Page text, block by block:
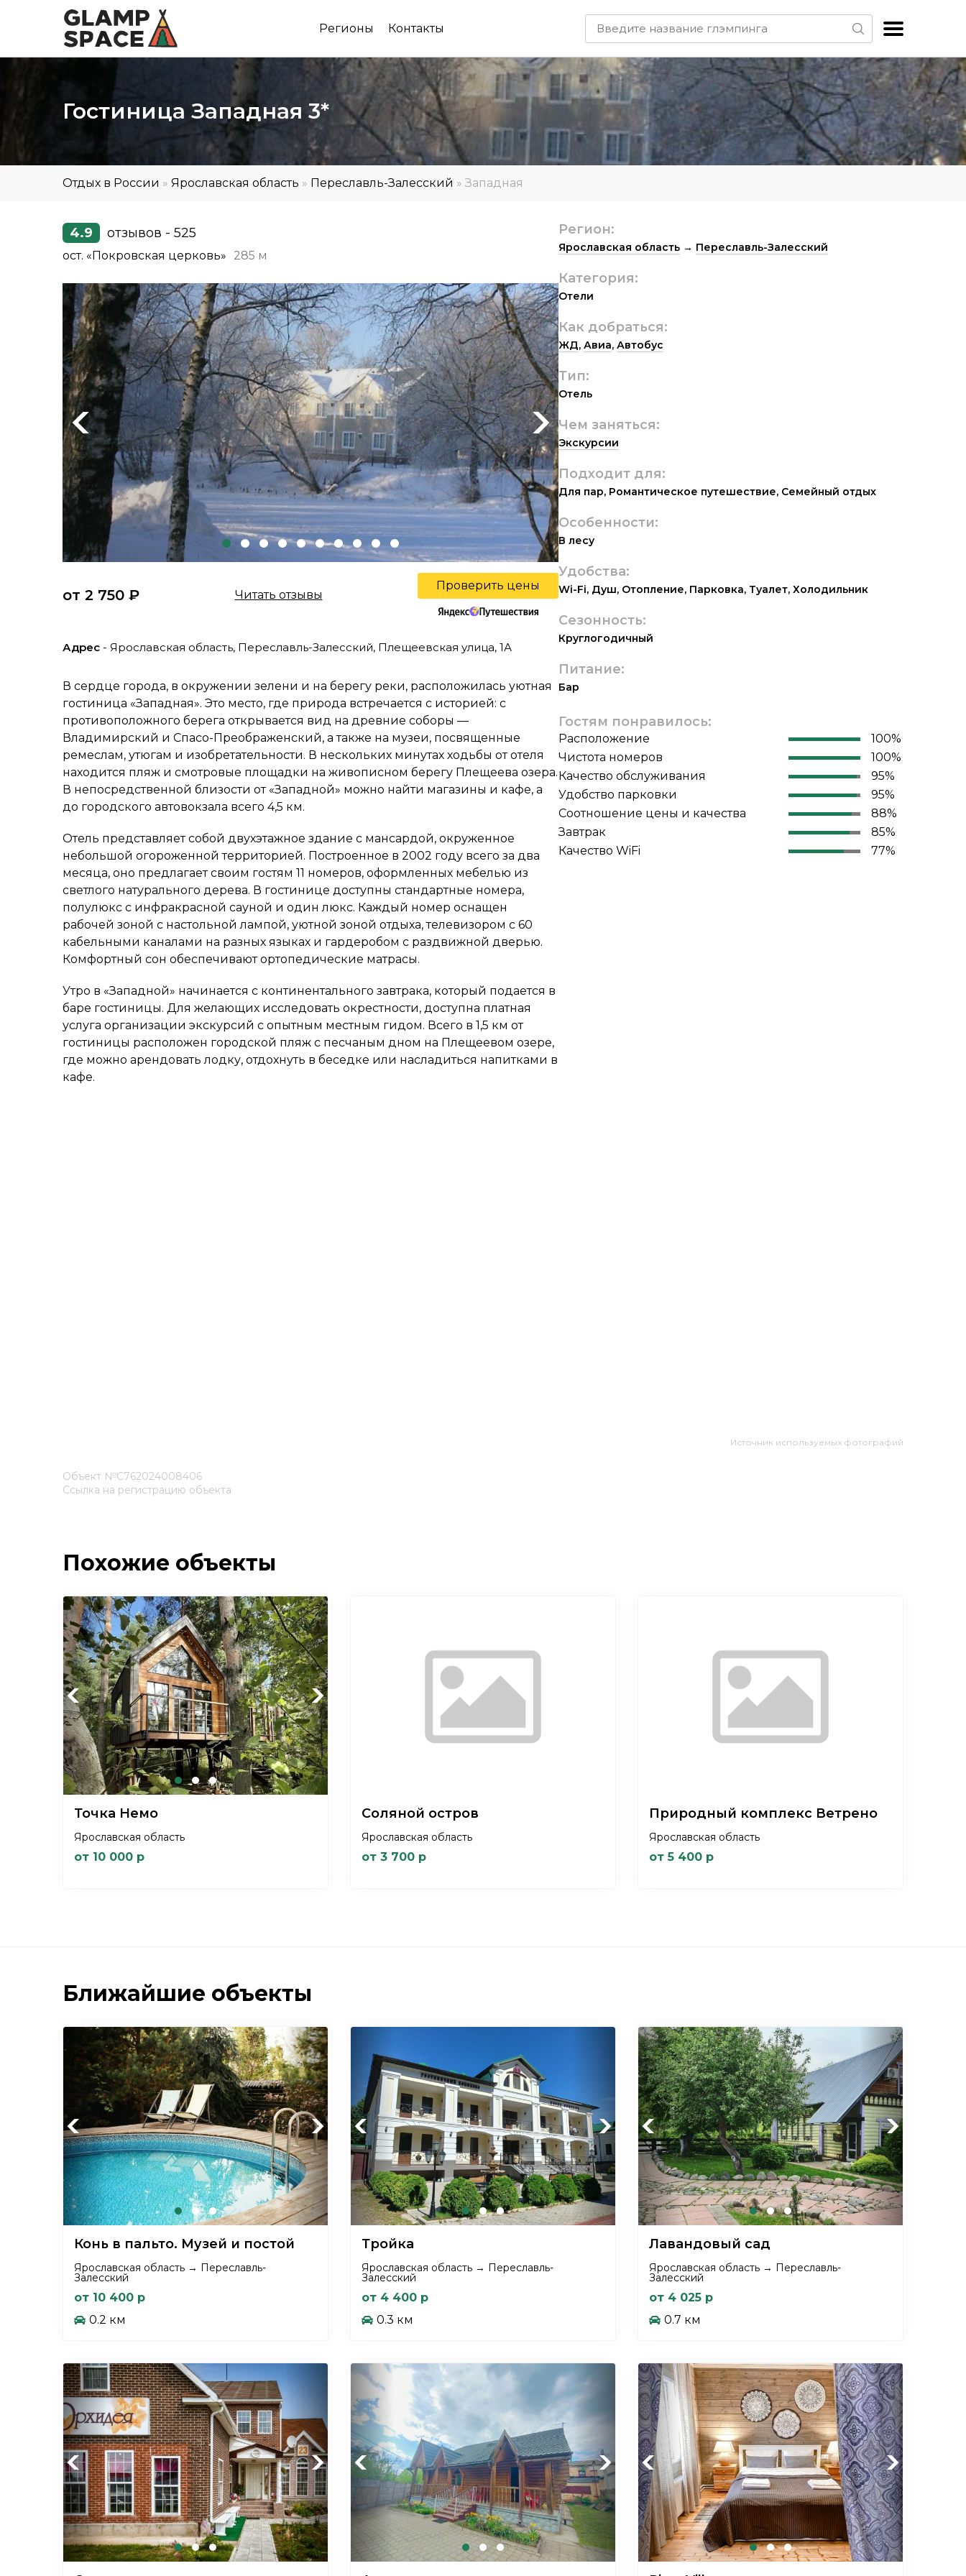
Регионы Контакты
Гостиница Западная 3*
Отдых в России » Ярославская область » Переславль-Залесский » Западная
4.9 отзывов - 525
ост. «Покровская церковь» 285 м
Previous Next
от 2 750 ₽ Читать отзывы
Проверить цены
Адрес - Ярославская область, Переславль-Залесский, Плещеевская улица, 1А
В сердце города, в окружении зелени и на берегу реки, расположилась уютная
гостиница «Западная». Это место, где природа встречается с историей: с
противоположного берега открывается вид на древние соборы —
Владимирский и Спасо-Преображенский, а также на музеи, посвященные
ремеслам, утюгам и изобретательности. В нескольких минутах ходьбы от отеля
находится пляж и смотровые площадки на живописном берегу Плещеева озера.
В непосредственной близости от «Западной» можно найти магазины и кафе, а
до городского автовокзала всего 4,5 км.
Отель представляет собой двухэтажное здание с мансардой, окруженное
небольшой огороженной территорией. Построенное в 2002 году всего за два
месяца, оно предлагает своим гостям 11 номеров, оформленных мебелью из
светлого натурального дерева. В гостинице доступны стандартные номера,
полулюкс с инфракрасной сауной и один люкс. Каждый номер оснащен
рабочей зоной с настольной лампой, уютной зоной отдыха, телевизором с 60
кабельными каналами на разных языках и гардеробом с раздвижной дверью.
Комфортный сон обеспечивают ортопедические матрасы.
Утро в «Западной» начинается с континентального завтрака, который подается в
баре гостиницы. Для желающих исследовать окрестности, доступна платная
услуга организации экскурсий с опытным местным гидом. Всего в 1,5 км от
гостиницы расположен городской пляж с песчаным дном на Плещеевом озере,
где можно арендовать лодку, отдохнуть в беседке или насладиться напитками в
кафе.
Регион:
Ярославская область → Переславль-Залесский
Категория:
Отели
Как добраться:
ЖД, Авиа, Автобус
Тип:
Отель
Чем заняться:
Экскурсии
Подходит для:
Для пар, Романтическое путешествие, Семейный отдых
Особенности:
В лесу
Удобства:
Wi-Fi, Душ, Отопление, Парковка, Туалет, Холодильник
Сезонность:
Круглогодичный
Питание:
Бар
Гостям понравилось:
Расположение
100%
Чистота номеров
100%
Качество обслуживания
95%
Удобство парковки
95%
Соотношение цены и качества
88%
Завтрак
85%
Качество WiFi
77%
Источник используемых фотографий
Объект №С762024008406
Ссылка на регистрацию объекта
Похожие объекты
Previous Next
Точка Немо
Ярославская область
от 10 000 р
Соляной остров
Ярославская область
от 3 700 р
Природный комплекс Ветрено
Ярославская область
от 5 400 р
Ближайшие объекты
Previous Next
Конь в пальто. Музей и постой
Ярославская область → Переславль-
Залесский
от 10 400 р
0.2 км
Previous Next
Тройка
Ярославская область → Переславль-
Залесский
от 4 400 р
0.3 км
Previous Next
Лавандовый сад
Ярославская область → Переславль-
Залесский
от 4 025 р
0.7 км
Previous Next Previous Next Previous Next